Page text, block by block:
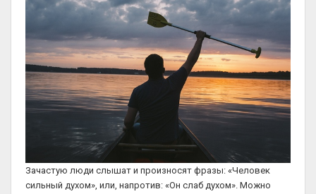
Зачастую люди слышат и произносят фразы: «Человек
сильный духом», или, напротив: «Он слаб духом». Можно